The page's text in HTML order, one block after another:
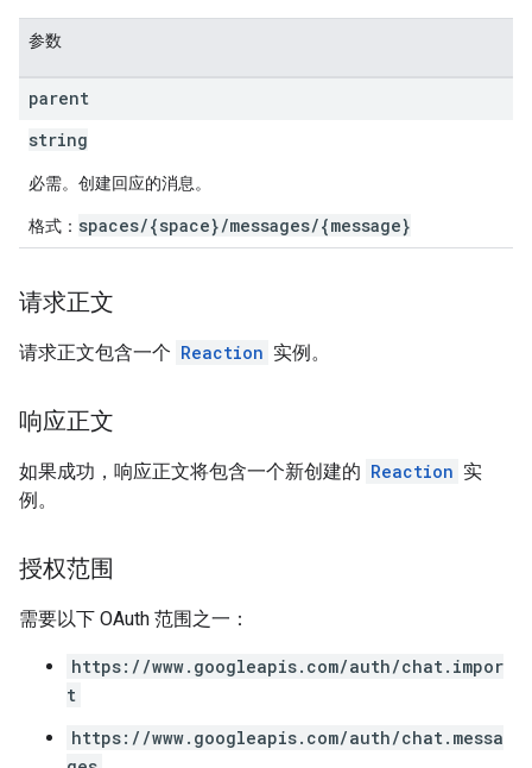
参数
parent
string
必需。创建回应的消息。
格式： spaces/{space}/messages/{message}
请求正文
请求正文包含一个 Reaction 实例。
响应正文
如果成功，响应正文将包含一个新创建的 Reaction 实
例。
授权范围
需要以下 OAuth 范围之一：
https://www.googleapis.com/auth/chat.impor
t
https://www.googleapis.com/auth/chat.messa